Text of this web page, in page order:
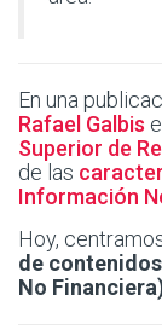
En una
Rafael Galbis
Superior de
de las
Información
Hoy,
de
No